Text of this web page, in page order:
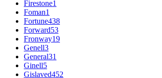
Firestone1
Foman1
Fortune438
Forward53
Fronway19
Genell3
General31
Ginell5
Gislaved452